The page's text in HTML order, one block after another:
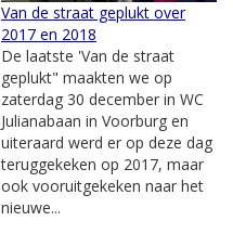
Van de straat geplukt over
2017 en 2018
De laatste 'Van de straat
geplukt" maakten we op
zaterdag 30 december in WC
Julianabaan in Voorburg en
uiteraard werd er op deze dag
teruggekeken op 2017, maar
ook vooruitgekeken naar het
nieuwe...